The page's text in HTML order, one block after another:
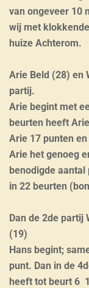
van ongeveer 10
wij met
huize Achterom.
Arie Beld (28) en
partij.
Arie begint met
beurten heeft
Arie 17 punten
Arie het genoeg
benodigde
in 22 beurten
Dan de 2de partij
(19)
Hans begint;
punt. Dan in de
heeft tot beurt 6